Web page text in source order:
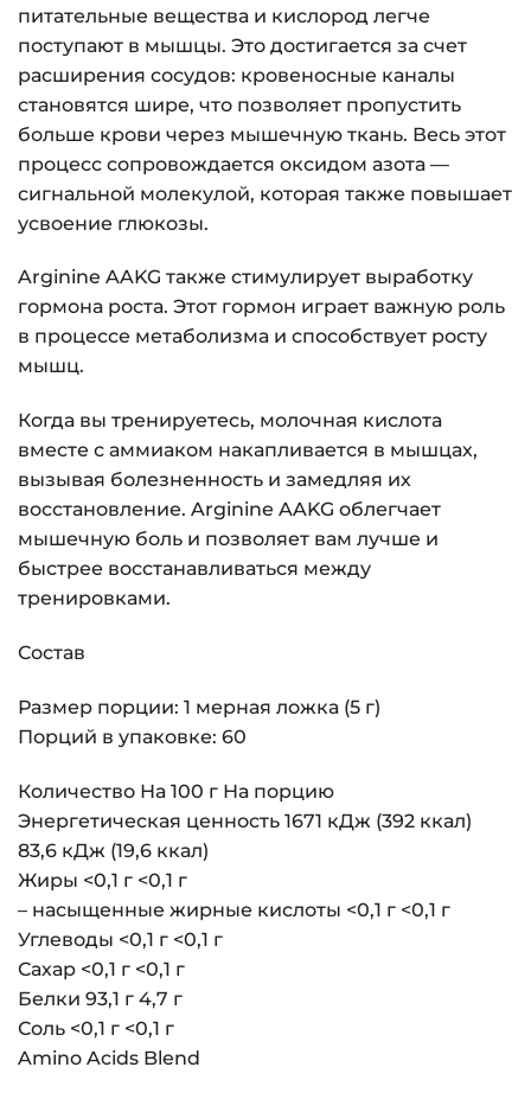
питательные вещества и кислород легче
поступают в мышцы. Это достигается за счет
расширения сосудов: кровеносные каналы
становятся шире, что позволяет пропустить
больше крови через мышечную ткань. Весь этот
процесс сопровождается оксидом азота —
сигнальной молекулой, которая также повышает
усвоение глюкозы.
Arginine AAKG также стимулирует выработку
гормона роста. Этот гормон играет важную роль
в процессе метаболизма и способствует росту
мышц.
Когда вы тренируетесь, молочная кислота
вместе с аммиаком накапливается в мышцах,
вызывая болезненность и замедляя их
восстановление. Arginine AAKG облегчает
мышечную боль и позволяет вам лучше и
быстрее восстанавливаться между
тренировками.
Состав
Размер порции: 1 мерная ложка (5 г)
Порций в упаковке: 60
Количество На 100 г На порцию
Энергетическая ценность 1671 кДж (392 ккал)
83,6 кДж (19,6 ккал)
Жиры <0,1 г <0,1 г
– насыщенные жирные кислоты <0,1 г <0,1 г
Углеводы <0,1 г <0,1 г
Сахар <0,1 г <0,1 г
Белки 93,1 г 4,7 г
Соль <0,1 г <0,1 г
Amino Acids Blend